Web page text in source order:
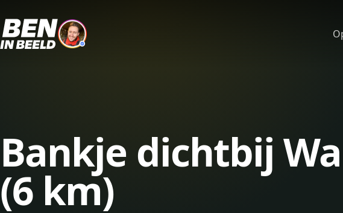
Bankje dichtbij
(6 km)